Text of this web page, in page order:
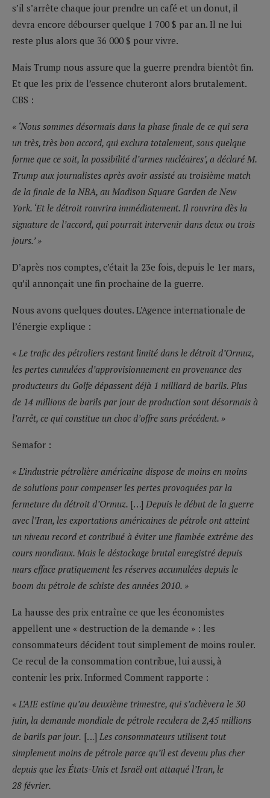
s’il s’arrête chaque jour prendre un café et un donut, il
devra encore débourser quelque 1 700 $ par an. Il ne lui
reste plus alors que 36 000 $ pour vivre.
Mais Trump nous assure que la guerre prendra bientôt fin.
Et que les prix de l’essence chuteront alors brutalement.
CBS :
« ‘Nous sommes désormais dans la phase finale de ce qui sera
un très, très bon accord, qui exclura totalement, sous quelque
forme que ce soit, la possibilité d’armes nucléaires’, a déclaré M.
Trump aux journalistes après avoir assisté au troisième match
de la finale de la NBA, au Madison Square Garden de New
York. ‘Et le détroit rouvrira immédiatement. Il rouvrira dès la
signature de l’accord, qui pourrait intervenir dans deux ou trois
jours.’ »
D’après nos comptes, c’était la 23e fois, depuis le 1er mars,
qu’il annonçait une fin prochaine de la guerre.
Nous avons quelques doutes. L’Agence internationale de
l’énergie explique :
« Le trafic des pétroliers restant limité dans le détroit d’Ormuz,
les pertes cumulées d’approvisionnement en provenance des
producteurs du Golfe dépassent déjà 1 milliard de barils. Plus
de 14 millions de barils par jour de production sont désormais à
l’arrêt, ce qui constitue un choc d’offre sans précédent. »
Semafor :
« L’industrie pétrolière américaine dispose de moins en moins
de solutions pour compenser les pertes provoquées par la
fermeture du détroit d’Ormuz. […] Depuis le début de la guerre
avec l’Iran, les exportations américaines de pétrole ont atteint
un niveau record et contribué à éviter une flambée extrême des
cours mondiaux. Mais le déstockage brutal enregistré depuis
mars efface pratiquement les réserves accumulées depuis le
boom du pétrole de schiste des années 2010. »
La hausse des prix entraîne ce que les économistes
appellent une « destruction de la demande » : les
consommateurs décident tout simplement de moins rouler.
Ce recul de la consommation contribue, lui aussi, à
contenir les prix. Informed Comment rapporte :
« L’AIE estime qu’au deuxième trimestre, qui s’achèvera le 30
juin, la demande mondiale de pétrole reculera de 2,45 millions
de barils par jour. […] Les consommateurs utilisent tout
simplement moins de pétrole parce qu’il est devenu plus cher
depuis que les États-Unis et Israël ont attaqué l’Iran, le
28 février.